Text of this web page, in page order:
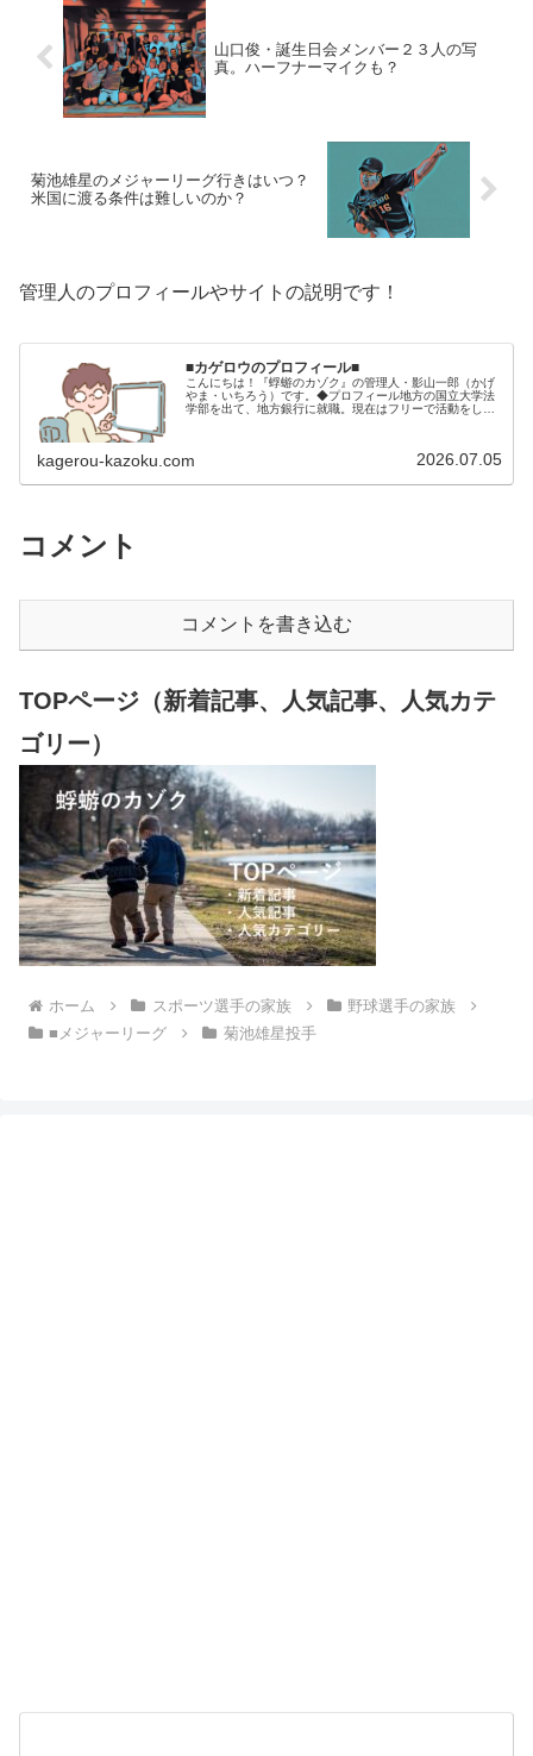
山口俊・誕生日会メンバー２３人の写
真。ハーフナーマイクも？
菊池雄星のメジャーリーグ行きはいつ？
米国に渡る条件は難しいのか？
管理人のプロフィールやサイトの説明です！
■カゲロウのプロフィール■
こんにちは！『蜉蝣のカゾク』の管理人・影山一郎（かげ
やま・いちろう）です。◆プロフィール地方の国立大学法
学部を出て、地方銀行に就職。現在はフリーで活動をして
kagerou-kazoku.com 2026.07.05
コメント
コメントを書き込む
TOPページ（新着記事、人気記事、人気カテ
ゴリー）
ホーム スポーツ選手の家族
野球選手の家族
■メジャーリーグ
菊池雄星投手